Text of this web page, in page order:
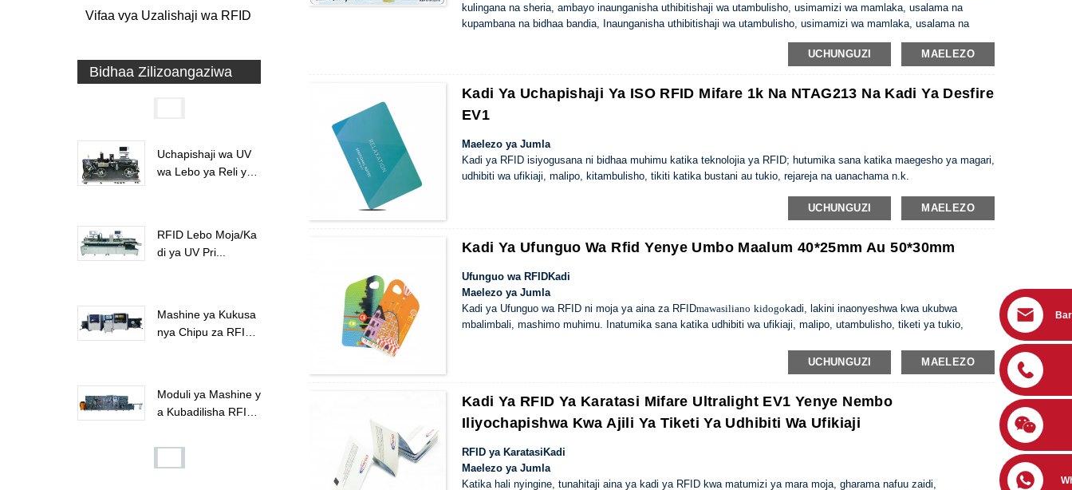
Vifaa vya Uzalishaji wa RFID
Bidhaa Zilizoangaziwa
Uchapishaji wa UV
wa Lebo ya Reli ya
RFID Lebo Moja/Ka
di ya UV Pri...
Mashine ya Kukusa
nya Chipu za RFI
Moduli ya Mashine y
a Kubadilisha RFI
kulingana na sheria, ambayo inaunganisha uthibitishaji wa utambulisho, usimamizi wa mamlaka, usalama na
kupambana na bidhaa bandia, Inaunganisha uthibitishaji wa utambulisho, usimamizi wa mamlaka, usalama na
upatikanaji wa kimataifa na usalama wa habari, na inatumika kwa usafiri wa mpakani, usafiri wa kimataifa,
kiufundi, ikichukua Ulaya, Asia na nchi zingine kubwa kama mifano.
UCHUNGUZI MAELEZO
Kadi Ya Uchapishaji Ya ISO RFID Mifare 1k Na NTAG213 Na Kadi Ya Desfire
EV1
Maelezo ya Jumla
Kadi ya RFID isiyogusana ni bidhaa muhimu katika teknolojia ya RFID; hutumika sana katika maegesho ya magari,
udhibiti wa ufikiaji, malipo, kitambulisho, tikiti katika bustani au tukio, rejareja na uanachama n.k.
UCHUNGUZI MAELEZO
Kadi Ya Ufunguo Wa Rfid Yenye Umbo Maalum 40*25mm Au 50*30mm
Ufunguo wa RFIDKadi
Maelezo ya Jumla
Kadi ya Ufunguo wa RFID ni moja ya aina za RFIDmawasiliano kidogo kadi, lakini inaonyeshwa kwa ukubwa
mbalimbali, mashimo muhimu. Inatumika sana katika udhibiti wa ufikiaji, malipo, utambulisho, tiketi ya tukio,
UCHUNGUZI
MAELEZO
Kadi Ya RFID Ya Karatasi Mifare Ultralight EV1 Yenye Nembo
Iliyochapishwa Kwa Ajili Ya Tiketi Ya Udhibiti Wa Ufikiaji
RFID ya Karatasi Kadi
Maelezo ya Jumla
Katika hali nyingine, tunahitaji aina ya kadi ya RFID kwa matumizi ya mara moja, gharama nafuu zaidi,